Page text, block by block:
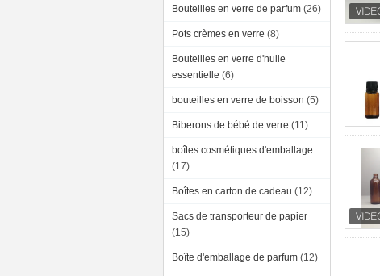
Bouteilles en verre de parfum (26)
Pots crèmes en verre (8)
Bouteilles en verre d'huile
essentielle (6)
bouteilles en verre de boisson (5)
Biberons de bébé de verre (11)
boîtes cosmétiques d'emballage
(17)
Boîtes en carton de cadeau (12)
Sacs de transporteur de papier
(15)
Boîte d'emballage de parfum (12)